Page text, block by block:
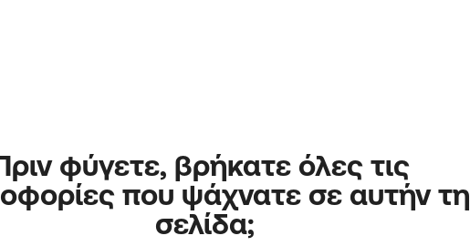
φύγετε, βρήκατε όλες τις
που ψάχνατε σε αυτήν τη
σελίδα;